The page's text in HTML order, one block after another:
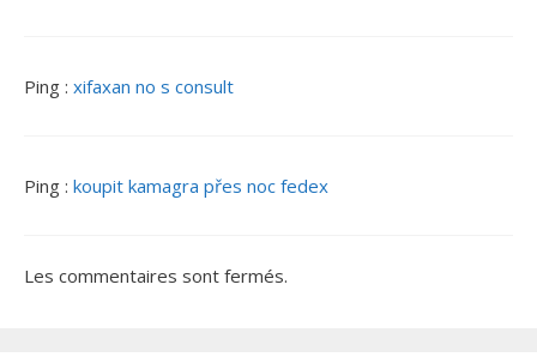
Ping : xifaxan no s consult
Ping : koupit kamagra přes noc fedex
Les commentaires sont fermés.